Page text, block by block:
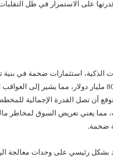
على الاستمرار في ظل
الذكية، استثمارات ضخمة في بنية
تكلفة تجهيز مركز نطاقه 1 جيجاوات تصل إلى حوالي 80 مليار دولار،
أن تصل القدرة الإجمالية
ضخمة.